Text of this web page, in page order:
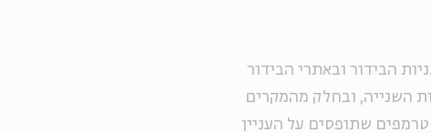
הבידור ובאתרי הבידור
השנייה, ובחלק מהמקרים
טרמפים שתופסים על העניין